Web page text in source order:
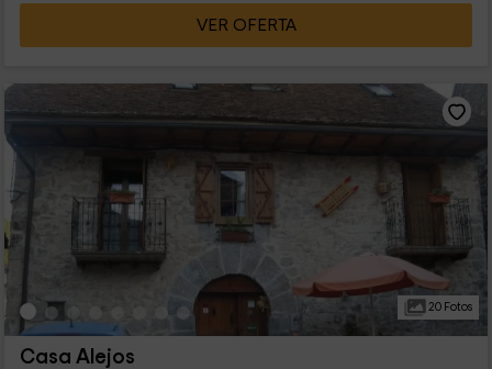
VER OFERTA
20 Fotos
Casa Alejos